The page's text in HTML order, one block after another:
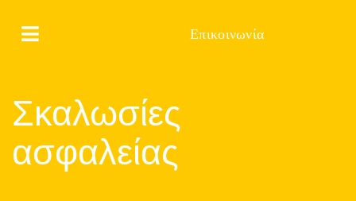
Επικοινωνία
Σκαλωσίες
ασφαλείας